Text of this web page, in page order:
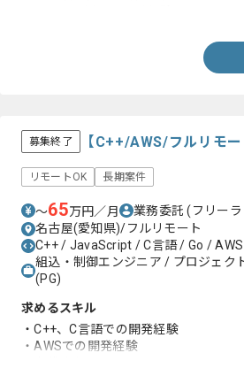
募集終了 【C++/AWS/フルリモ
リモートOK 長期案件
〜65万円／月 業務委託(フリーラ
名古屋(愛知県)/フルリモート
C++ / JavaScript / C言語 / Go / AWS
組込・制御エンジニア / プロジェク
(PG)
求めるスキル
・C++、C言語での開発経験
・AWSでの開発経験